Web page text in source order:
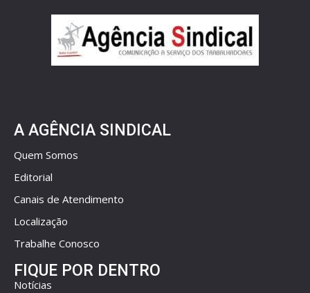
A AGÊNCIA SINDICAL
Quem Somos
Editorial
Canais de Atendimento
Localização
Trabalhe Conosco
FIQUE POR DENTRO
Notícias